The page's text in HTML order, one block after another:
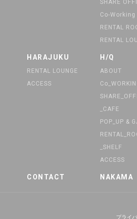
SHARE
Co-Working
RENTAL
RENTAL
HARAJUKU
RENTAL LOUNGE
ACCESS
H/Q
ABOUT
_CAFE
POP_UP &
_SHELF
ACCESS
CONTACT NAKAMA
プライ